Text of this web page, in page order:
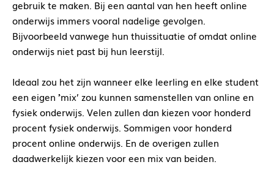
gebruik te maken. Bij een aantal van hen heeft online
onderwijs immers vooral nadelige gevolgen.
Bijvoorbeeld vanwege hun thuissituatie of omdat online
onderwijs niet past bij hun leerstijl.
Ideaal zou het zijn wanneer elke leerling en elke student
een eigen `’mix’ zou kunnen samenstellen van online en
fysiek onderwijs. Velen zullen dan kiezen voor honderd
procent fysiek onderwijs. Sommigen voor honderd
procent online onderwijs. En de overigen zullen
daadwerkelijk kiezen voor een mix van beiden.